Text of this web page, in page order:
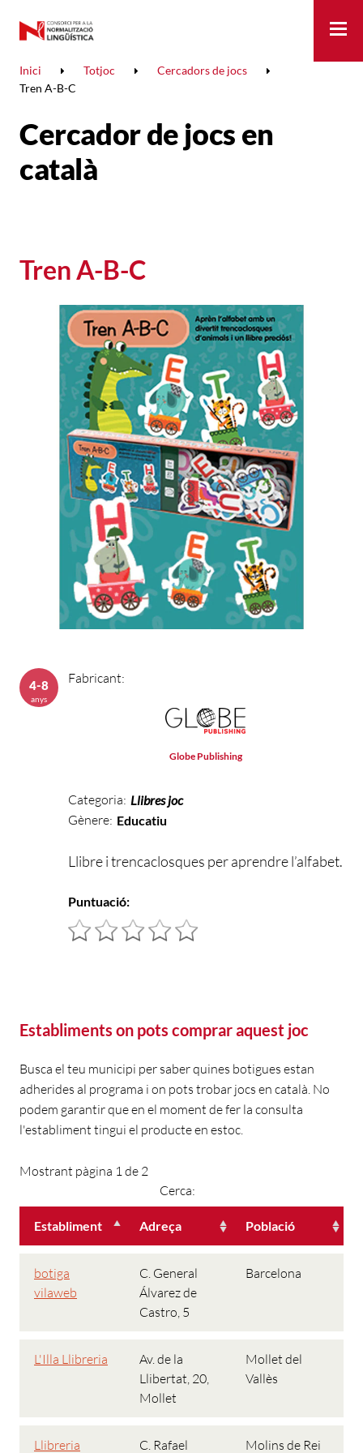
Inici Totjoc
Cercadors de jocs
Tren A-B-C
Cercador de jocs en
català
Tren A-B-C
Fabricant:
Globe Publishing
Categoria: Llibres joc
Gènere: Educatiu
Llibre i trencaclosques per aprendre l’alfabet.
Puntuació:
4-8
anys
Establiments on pots comprar aquest joc
Busca el teu municipi per saber quines botigues estan
adherides al programa i on pots trobar jocs en català. No
podem garantir que en el moment de fer la consulta
l'establiment tingui el producte en estoc.
Mostrant pàgina 1 de 2
Cerca:
Establiment Adreça Població
botiga
vilaweb
C. General
Álvarez de
Castro, 5
Barcelona
L'Illa Llibreria
Av. de la
Llibertat, 20,
Mollet
Mollet del
Vallès
Llibreria C. Rafael Molins de Rei